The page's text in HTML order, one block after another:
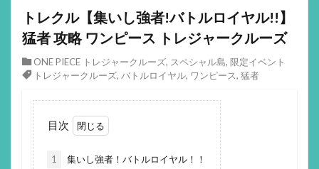
トレクル【集いし強者!バトルロイヤル!!】
猛者 攻略 ワンピース トレジャークルーズ
ONE PIECE トレジャークルーズ, スペシャル島, 限定イベント
トレジャークルーズ, バトルロイヤル, ワンピース, 猛者
目次
1 集いし強者！バトルロイヤル！！